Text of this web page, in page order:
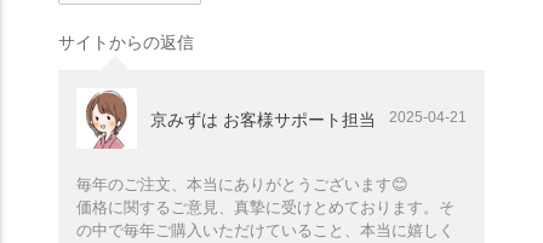
サイトからの返信
京みずは お客様サポート担当 2025-04-21
毎年のご注文、本当にありがとうございます😊
価格に関するご意見、真摯に受けとめております。そ
の中で毎年ご購入いただけていること、本当に嬉しく